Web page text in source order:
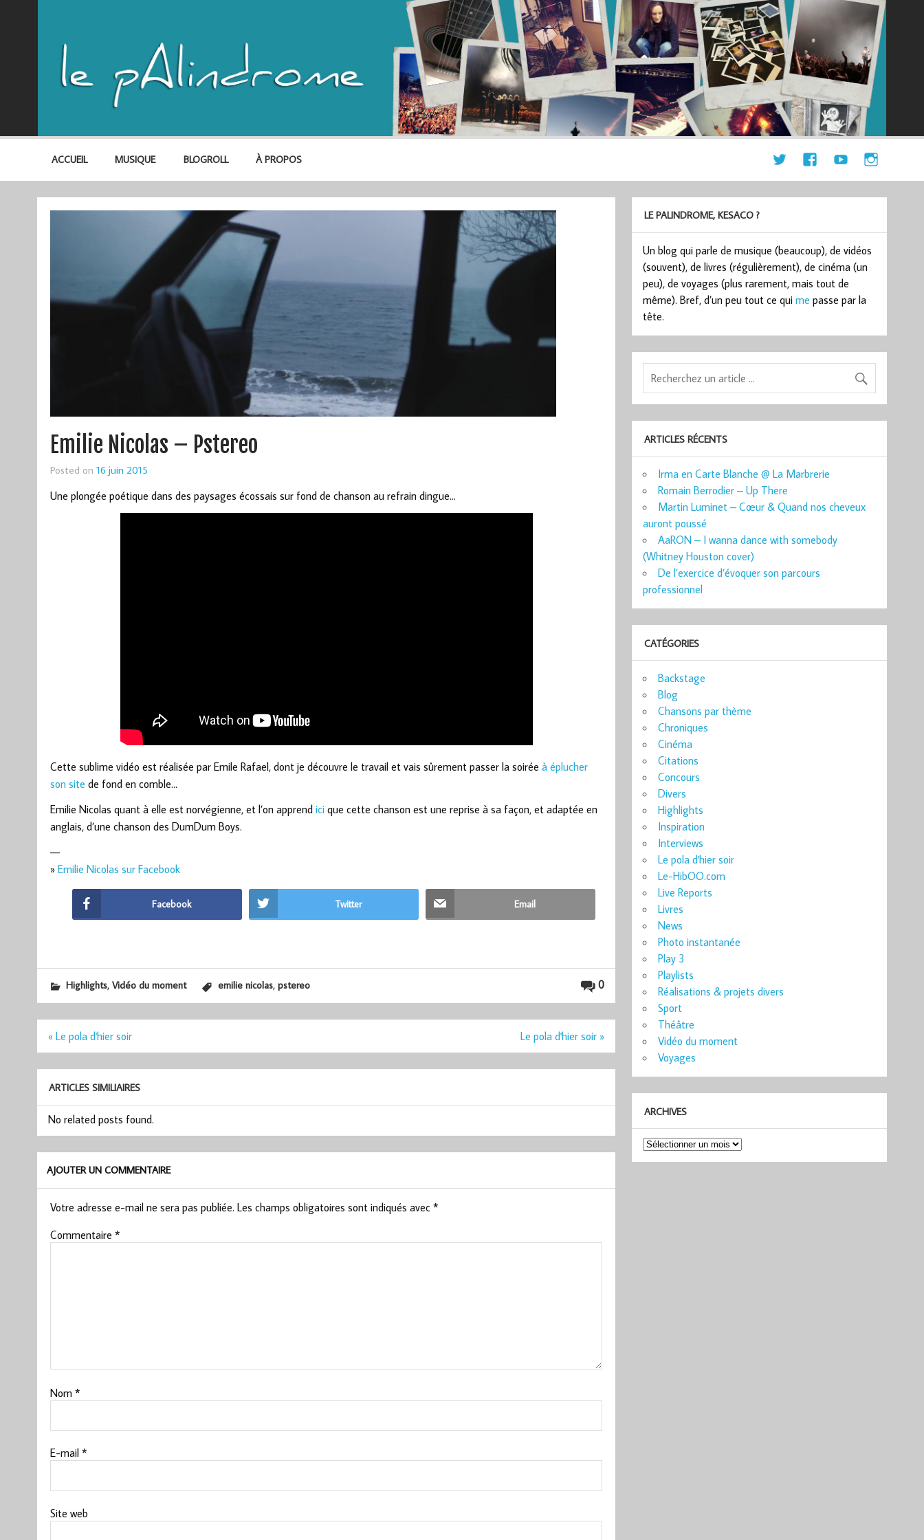
ACCUEIL MUSIQUE BLOGROLL À PROPOS
Emilie Nicolas – Pstereo
Posted on 16 juin 2015
Une plongée poétique dans des paysages écossais sur fond de chanson au refrain dingue…
Cette sublime vidéo est réalisée par Emile Rafael, dont je découvre le travail et vais sûrement passer la soirée à éplucher
son site de fond en comble…
Emilie Nicolas quant à elle est norvégienne, et l’on apprend icique cette chanson est une reprise à sa façon, et adaptée en
anglais, d’une chanson des DumDum Boys.
—
» Emilie Nicolas sur Facebook
Facebook Twitter Email
0
Highlights, Vidéo du moment emilie nicolas, pstereo
Navigation
« Le pola d'hier soir Le pola d'hier soir »
ARTICLES SIMILIAIRES
No related posts found.
AJOUTER UN COMMENTAIRE
Votre adresse e-mail ne sera pas publiée. Les champs obligatoires sont indiqués avec *
Commentaire *
Nom *
E-mail *
Site web
LE PALINDROME, KESACO ?
Un blog qui parle de musique (beaucoup), de vidéos
(souvent), de livres (régulièrement), de cinéma (un
peu), de voyages (plus rarement, mais tout de
même). Bref, d’un peu tout ce quime passe par la
tête.
ARTICLES RÉCENTS
Irma en Carte Blanche @ La Marbrerie
Romain Berrodier – Up There
Martin Luminet – Cœur & Quand nos cheveux
auront poussé
AaRON – I wanna dance with somebody
(Whitney Houston cover)
De l’exercice d’évoquer son parcours
professionnel
CATÉGORIES
Backstage
Blog
Chansons par thème
Chroniques
Cinéma
Citations
Concours
Divers
Highlights
Inspiration
Interviews
Le pola d'hier soir
Le-HibOO.com
Live Reports
Livres
News
Photo instantanée
Play 3
Playlists
Réalisations & projets divers
Sport
Théâtre
Vidéo du moment
Voyages
ARCHIVES
Archives